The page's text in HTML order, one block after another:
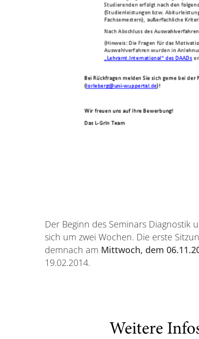
Der Beginn des Seminars Diagnostik
sich um zwei Wochen. Die erste
demnach am Mittwoch, dem
19.02.2014.
Weitere